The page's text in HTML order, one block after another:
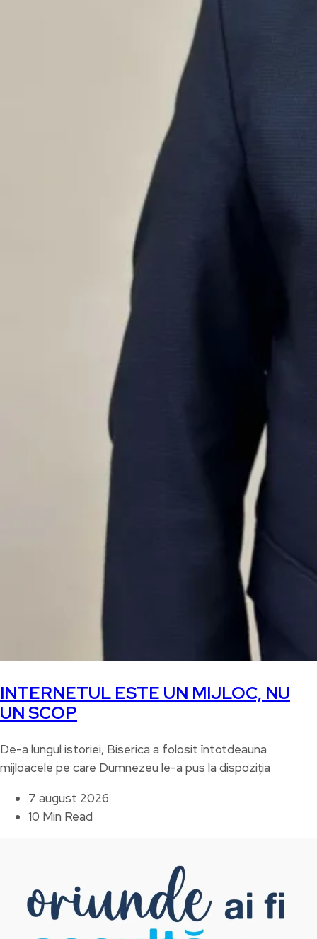
INTERNETUL ESTE UN MIJLOC, NU
UN SCOP
De-a lungul istoriei, Biserica a folosit întotdeauna
mijloacele pe care Dumnezeu le-a pus la dispoziția
7 august 2026
10 Min Read